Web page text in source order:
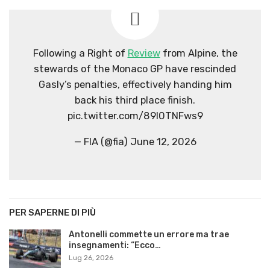
Following a Right of Reviewfrom Alpine, the
stewards of the Monaco GP have rescinded
Gasly’s penalties, effectively handing him
back his third place finish.
pic.twitter.com/89l0TNFws9
— FIA (@fia) June 12, 2026
PER SAPERNE DI PIÙ
Antonelli commette un errore ma trae
insegnamenti: “Ecco…
Lug 26, 2026